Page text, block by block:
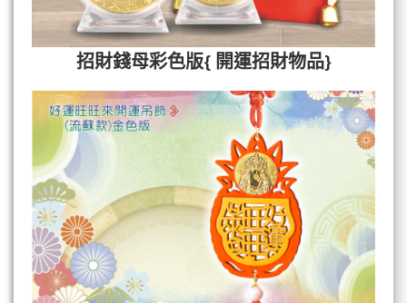
招財錢母彩色版{ 開運招財物品}